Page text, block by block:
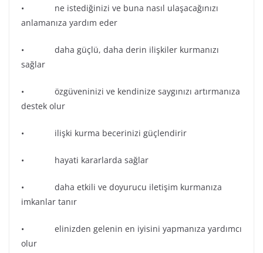
• ne istediğinizi ve buna nasıl ulaşacağınızı
anlamanıza yardım eder
• daha güçlü, daha derin ilişkiler kurmanızı
sağlar
• özgüveninizi ve kendinize saygınızı artırmanıza
destek olur
• ilişki kurma becerinizi güçlendirir
• hayati kararlarda sağlar
• daha etkili ve doyurucu iletişim kurmanıza
imkanlar tanır
• elinizden gelenin en iyisini yapmanıza yardımcı
olur